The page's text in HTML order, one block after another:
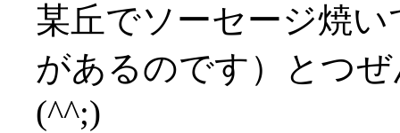
某丘でソーセージ焼
があるのです）とつ
(^^;)